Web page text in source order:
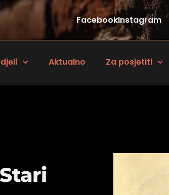
FacebookInstagram
Aktualno Za posjetiti